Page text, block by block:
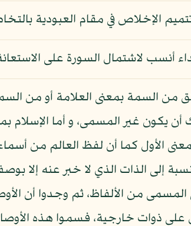
الإخلاص في مقام العبودية
أنسب لاشتمال السورة على
من السمة بمعنى العلامة أو من
أن يكون غير المسمى، و أما
الأول كما أن لفظ العالم من
إلى الذات الذي لا خبر عنه إلا
من الألفاظ، ثم وجدوا أن
ذوات خارجية، فسموا هذه